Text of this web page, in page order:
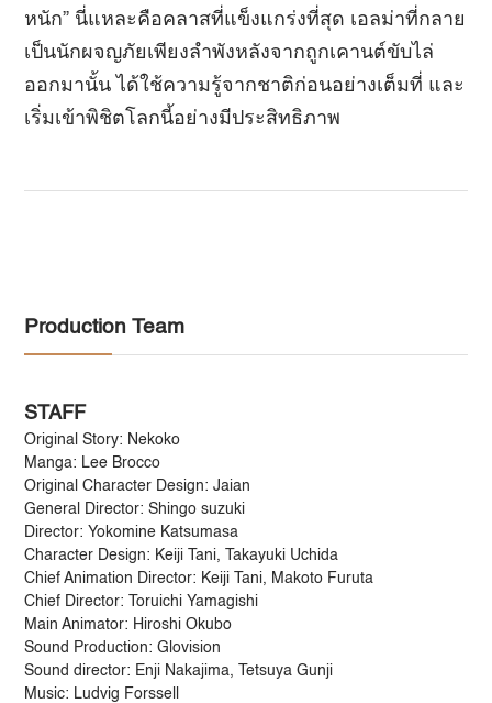
หนัก” นี่แหละคือคลาสที่แข็งแกร่งที่สุด เอลม่าที่กลาย
เป็นนักผจญภัยเพียงลำพังหลังจากถูกเคานต์ขับไล่
ออกมานั้น ได้ใช้ความรู้จากชาติก่อนอย่างเต็มที่ และ
เริ่มเข้าพิชิตโลกนี้อย่างมีประสิทธิภาพ
Production Team
STAFF
Original Story: Nekoko
Manga: Lee Brocco
Original Character Design: Jaian
General Director: Shingo suzuki
Director: Yokomine Katsumasa
Character Design: Keiji Tani, Takayuki Uchida
Chief Animation Director: Keiji Tani, Makoto Furuta
Chief Director: Toruichi Yamagishi
Main Animator: Hiroshi Okubo
Sound Production: Glovision
Sound director: Enji Nakajima, Tetsuya Gunji
Music: Ludvig Forssell